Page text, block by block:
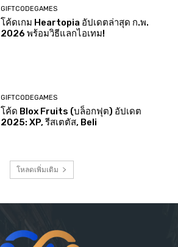
GIFTCODEGAMES
โค้ดเกม Heartopia อัปเดตล่าสุด ก.พ.
2026 พร้อมวิธีแลกไอเทม!
GIFTCODEGAMES
โค้ด Blox Fruits (บล็อกฟุต) อัปเดต
2025: XP, รีสเตตัส, Beli
โหลดเพิ่มเติม